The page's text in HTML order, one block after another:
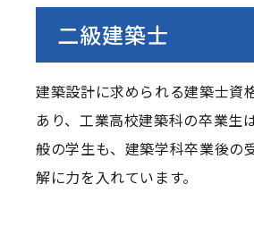
二級建築士
建築設計に求められる建築士資
あり、工業高校建築科の卒業生
般の学生も、建築学科卒業後の
解に力を入れています。